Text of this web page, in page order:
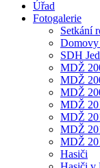
Úřad
Fotogalerie
Setkání
Domovy
SDH
MDŽ
MDŽ
MDŽ
MDŽ
MDŽ
MDŽ
MDŽ
Hasiči